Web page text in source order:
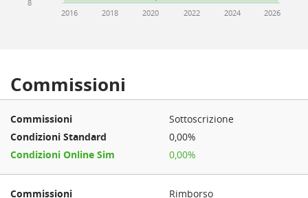
2016 2018 2020 2022 2024 2026
8
Commissioni
Sottoscrizione
0,00%
0,00%
Rimborso